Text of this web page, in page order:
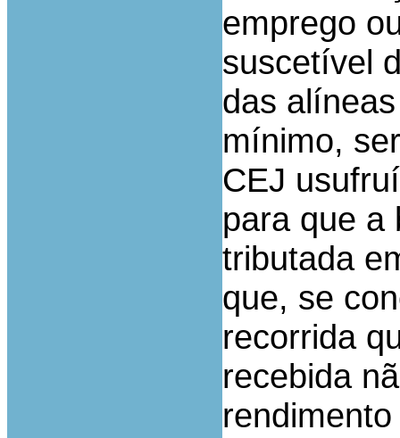
emprego
suscetível
das
mínimo,
CEJ
para que a
tributada
que, se
recorrida
recebida